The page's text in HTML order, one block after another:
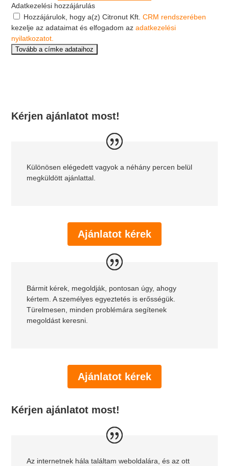
Adatkezelési hozzájárulás
Hozzájárulok, hogy a(z) Citronut Kft.CRM rendszerében
kezelje az adataimat és elfogadom azadatkezelési
nyilatkozatot.
Kérjen ajánlatot most!
Különösen elégedett vagyok a néhány percen belül
megküldött ajánlattal.
Ajánlatot kérek
Bármit kérek, megoldják, pontosan úgy, ahogy
kértem. A személyes egyeztetés is erősségük.
Türelmesen, minden problémára segítenek
megoldást keresni.
Ajánlatot kérek
Kérjen ajánlatot most!
Az internetnek hála találtam weboldalára, és az ott